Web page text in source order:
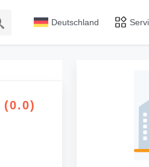
Deutschland
(0.0)